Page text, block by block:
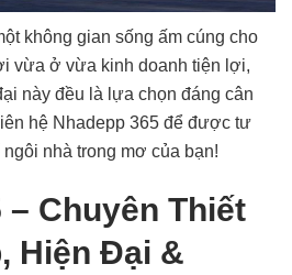
không gian sống ấm cúng cho
vừa ở vừa kinh doanh tiện lợi,
này đều là lựa chọn đáng cân
hệ Nhadepp 365 để được tư
nhà trong mơ của bạn!
– Chuyên Thiết
Hiện Đại &